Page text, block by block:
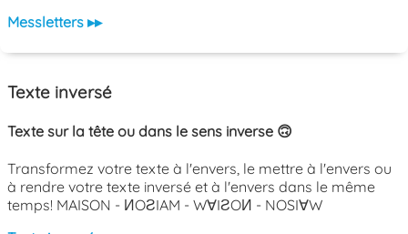
Messletters ▸▸
Texte inversé
Texte sur la tête ou dans le sens inverse 🙃
Transformez votre texte à l'envers, le mettre à l'envers ou
à rendre votre texte inversé et à l'envers dans le même
temps! MAISON - ИOƧIAM - W∀IƧOИ - NOSI∀W